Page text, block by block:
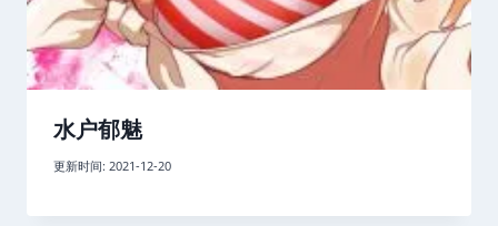
水户郁魅
更新时间: 2021-12-20